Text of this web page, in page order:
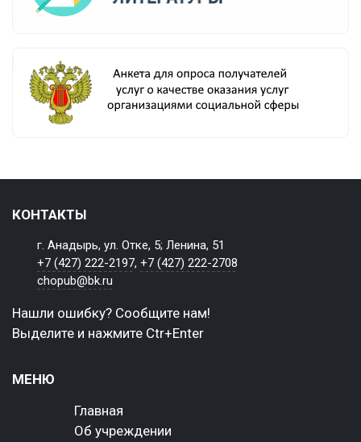
КОНТАКТЫ
г. Анадырь, ул. Отке, 5; Ленина, 51
+7 (427) 222-2197,+7 (427) 222-2708
chopub@bk.ru
Нашли ошибку? Сообщите нам!
Выделите и нажмите Ctr+Enter
МЕНЮ
Главная
Об учреждении